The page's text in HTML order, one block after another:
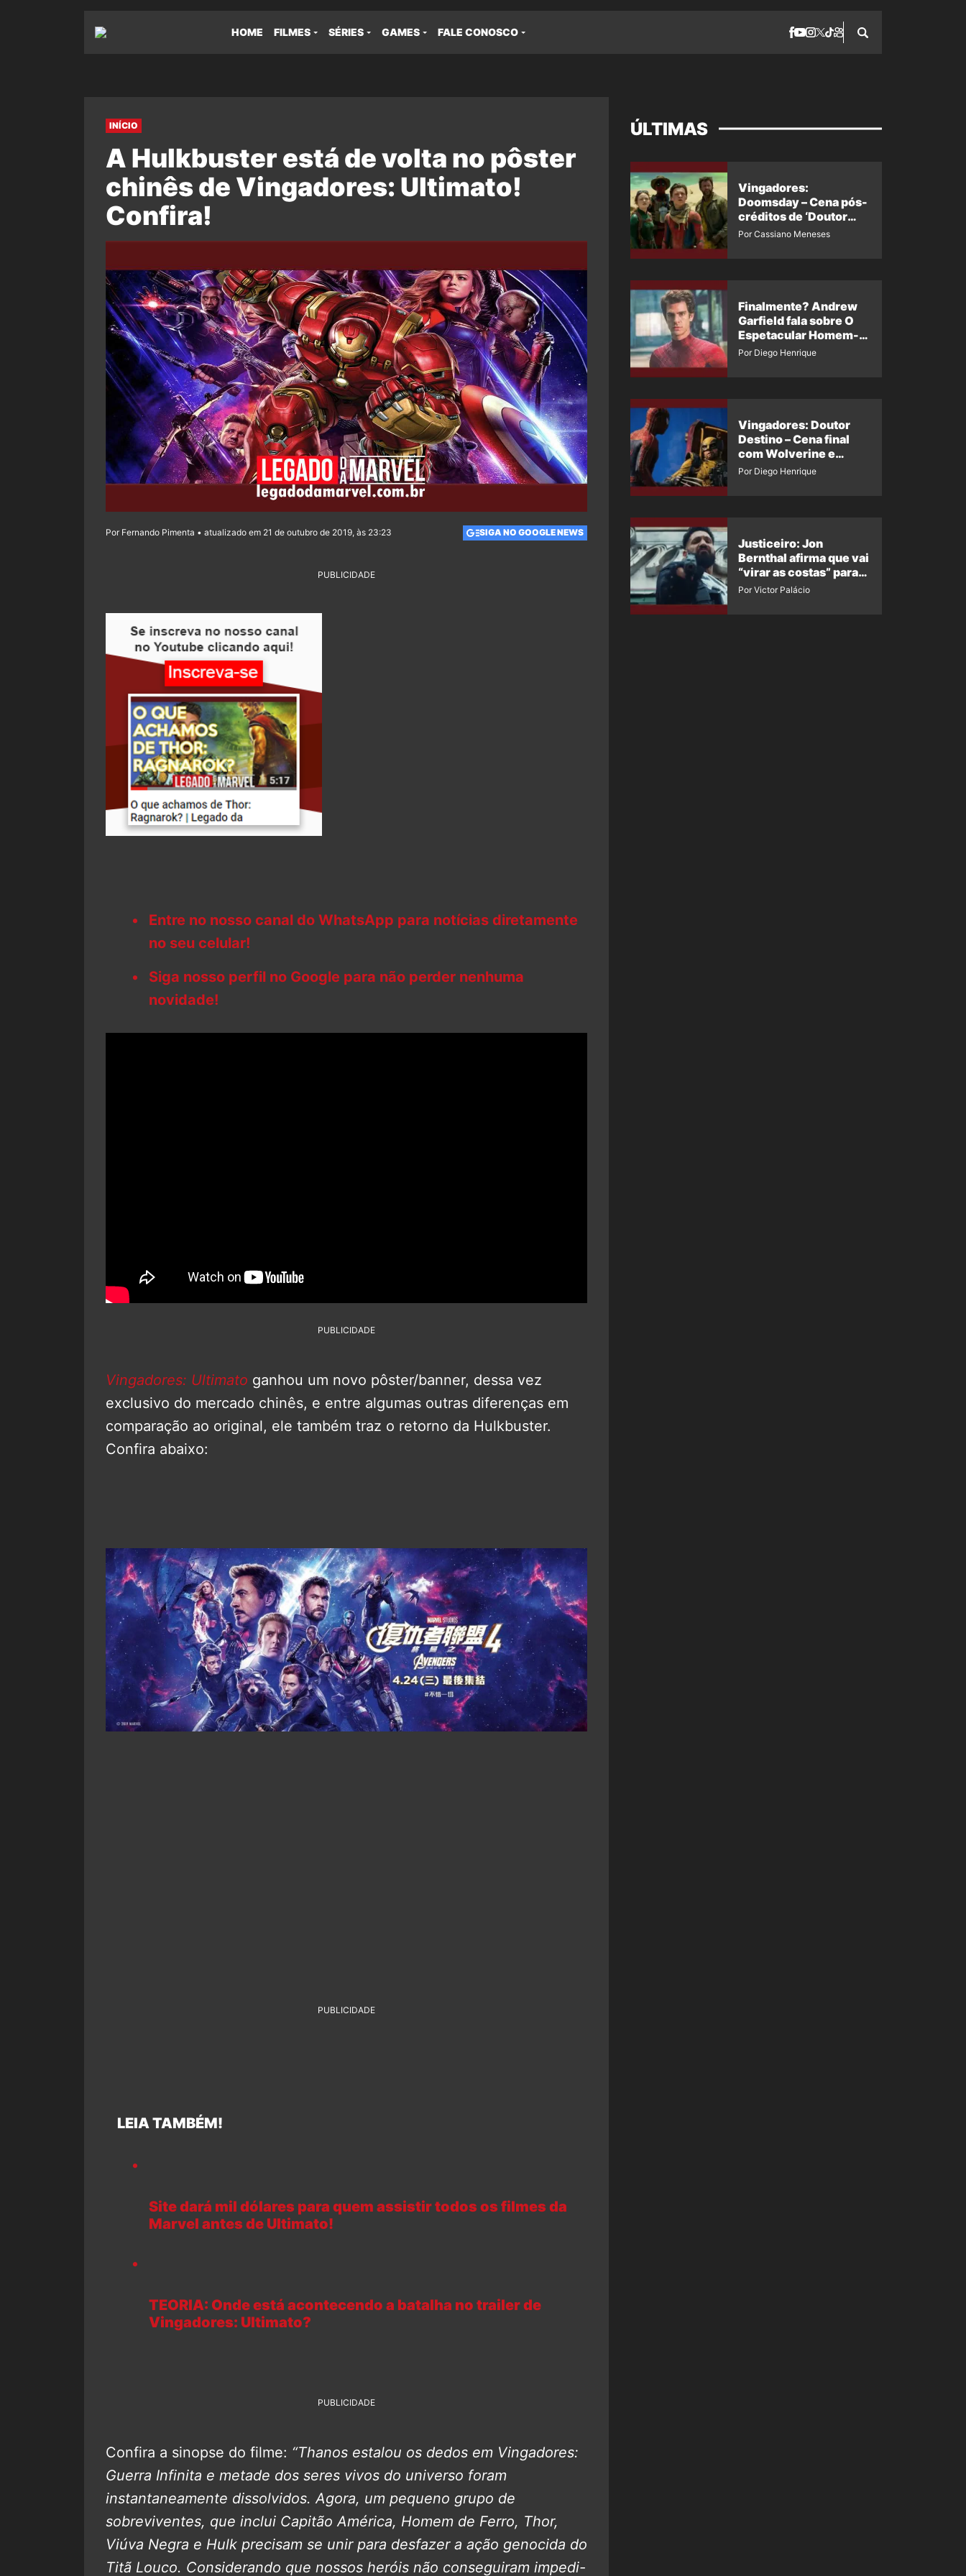
HOME FILMES SÉRIES GAMES FALE CONOSCO
INÍCIO
A Hulkbuster está de volta no pôster
chinês de Vingadores: Ultimato!
Confira!
Por Fernando Pimenta • atualizado em 21 de outubro de 2019, às 23:23 SIGA NO GOOGLE NEWS
PUBLICIDADE
Entre no nosso canal do WhatsApp para notícias diretamente
no seu celular!
Siga nosso perfil no Google para não perder nenhuma
novidade!
PUBLICIDADE
Vingadores: Ultimato ganhou um novo pôster/banner, dessa vez
exclusivo do mercado chinês, e entre algumas outras diferenças em
comparação ao original, ele também traz o retorno da Hulkbuster.
Confira abaixo:
PUBLICIDADE
LEIA TAMBÉM!
Site dará mil dólares para quem assistir todos os filmes da
Marvel antes de Ultimato!
TEORIA: Onde está acontecendo a batalha no trailer de
Vingadores: Ultimato?
PUBLICIDADE
Confira a sinopse do filme: “Thanos estalou os dedos em Vingadores:
Guerra Infinita e metade dos seres vivos do universo foram
instantaneamente dissolvidos. Agora, um pequeno grupo de
sobreviventes, que inclui Capitão América, Homem de Ferro, Thor,
Viúva Negra e Hulk precisam se unir para desfazer a ação genocida do
Titã Louco. Considerando que nossos heróis não conseguiram impedi-
ÚLTIMAS
Vingadores:
Doomsday – Cena pós-
créditos de ‘Doutor
Destino’ é revelada
Por Cassiano Meneses
Finalmente? Andrew
Garfield fala sobre O
Espetacular Homem-
Aranha 3
Por Diego Henrique
Vingadores: Doutor
Destino – Cena final
com Wolverine e
Homem-Aranha de
Por Diego Henrique
Justiceiro: Jon
Bernthal afirma que vai
“virar as costas” para
os fãs
Por Victor Palácio